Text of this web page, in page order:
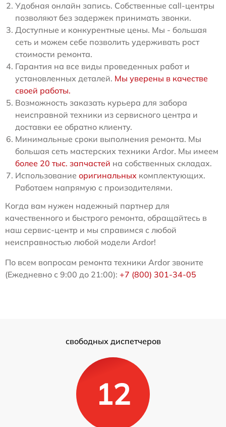
Удобная онлайн запись. Собственные call-центры
позволяют без задержек принимать звонки.
Доступные и конкурентные цены. Мы - большая
сеть и можем себе позволить удерживать рост
стоимости ремонта.
Гарантия на все виды проведенных работ и
установленных деталей. Мы уверены в качестве
своей работы.
Возможность заказать курьера для забора
неисправной техники из сервисного центра и
доставки ее обратно клиенту.
Минимальные сроки выполнения ремонта. Мы
большая сеть мастерских техники Ardor. Мы имеем
более 20 тыс. запчастей на собственных складах.
Использование оригинальных комплектующих.
Работаем напрямую с произодителями.
Когда вам нужен надежный партнер для
качественного и быстрого ремонта, обращайтесь в
наш сервис-центр и мы справимся с любой
неисправностью любой модели Ardor!
По всем вопросам ремонта техники Ardor звоните
(Ежедневно с 9:00 до 21:00): +7 (800) 301-34-05
свободных диспетчеров
12